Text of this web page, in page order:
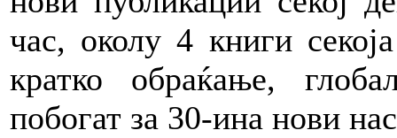
час, околу 4 книги
кратко обраќање,
побогат за 30-ина нови